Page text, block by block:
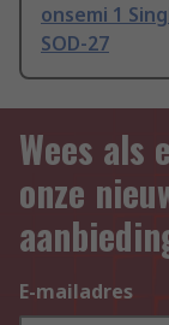
onsemi 1
SOD-27
Wees als
onze
E-mailadres